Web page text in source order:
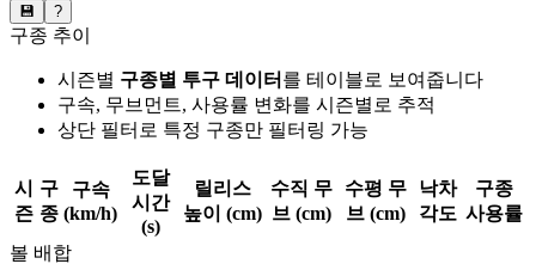
💾 ?
구종 추이
시즌별 구종별 투구 데이터 를 테이블로 보여줍니다
구속, 무브먼트, 사용률 변화를 시즌별로 추적
상단 필터로 특정 구종만 필터링 가능
시
즌
구
종
구속
(km/h)
도달
시간
(s)
릴리스
높이 (cm)
수직 무
브 (cm)
수평 무
브 (cm)
낙차
각도
구종
사용률
볼 배합